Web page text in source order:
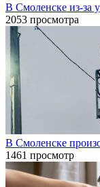
В Смоленске из-за
2053 просмотра
В Смоленске
1461 просмотр